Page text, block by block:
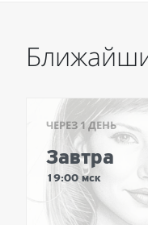
ЧЕРЕЗ 1 ДЕНЬ
Завтра
19:00 мск